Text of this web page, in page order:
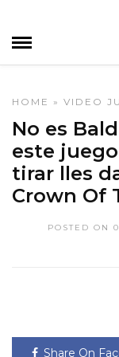
HOME » VIDEO
No es
este
tirar lles
Crown Of
POSTED ON
Share On